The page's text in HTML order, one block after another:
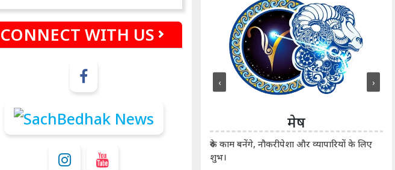
CONNECT WITH US
योजनाओंसंभलकर रहे, जल्दबाजी नहीं दिखाए। कानूनी वाद-
विवादों से बचे।
मेष
रुके काम बनेंगे, नौकरीपेशा और व्यापारियों के लिए
शुभ।
‹ ›